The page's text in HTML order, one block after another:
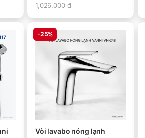
1,026,000 đ
-25%
Vòi lavabo nóng lạnh